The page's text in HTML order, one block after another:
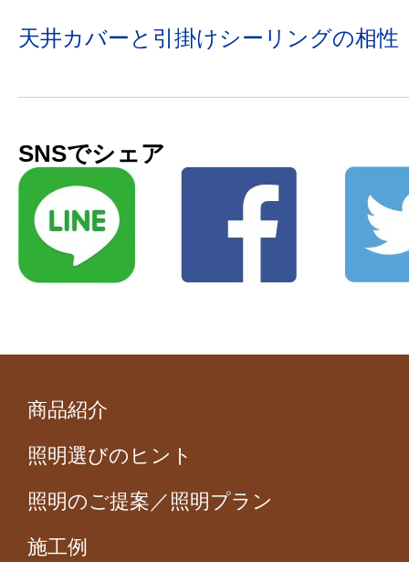
天井カバーと引掛けシーリングの相性
SNSでシェア
商品紹介
照明選びのヒント
照明のご提案／照明プラン
施工例